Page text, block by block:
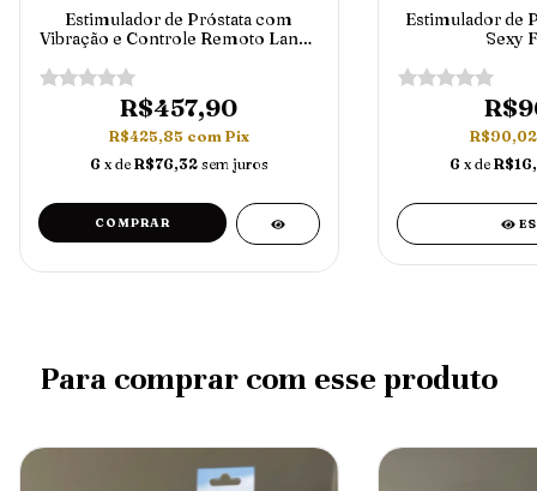
Estimulador de Próstata com
Vibração e Controle Remoto Landy
R$457,90
R$425,85 com Pix
6 x de R$76,32 sem juros
Estimulador de
Sexy
6 x de
Para comprar com esse produto